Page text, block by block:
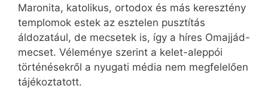
Maronita, katolikus, ortodox és más keresztény
templomok estek az esztelen pusztítás
áldozatául, de mecsetek is, így a híres Omajjád-
mecset. Véleménye szerint a kelet-aleppói
történésekről a nyugati média nem megfelelően
tájékoztatott.